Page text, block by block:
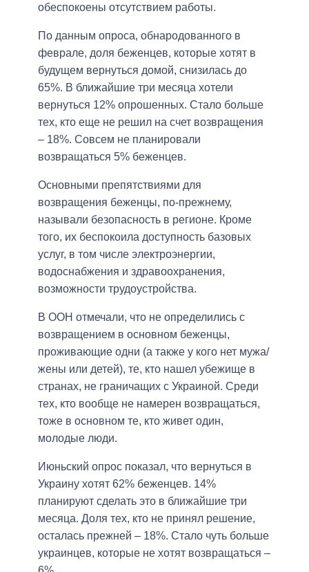
обеспокоены отсутствием работы.
По данным опроса, обнародованного в
феврале, доля беженцев, которые хотят в
будущем вернуться домой, снизилась до
65%. В ближайшие три месяца хотели
вернуться 12% опрошенных. Стало больше
тех, кто еще не решил на счет возвращения
– 18%. Совсем не планировали
возвращаться 5% беженцев.
Основными препятствиями для
возвращения беженцы, по-прежнему,
называли безопасность в регионе. Кроме
того, их беспокоила доступность базовых
услуг, в том числе электроэнергии,
водоснабжения и здравоохранения,
возможности трудоустройства.
В ООН отмечали, что не определились с
возвращением в основном беженцы,
проживающие одни (а также у кого нет мужа/
жены или детей), те, кто нашел убежище в
странах, не граничащих с Украиной. Среди
тех, кто вообще не намерен возвращаться,
тоже в основном те, кто живет один,
молодые люди.
Июньский опрос показал, что вернуться в
Украину хотят 62% беженцев. 14%
планируют сделать это в ближайшие три
месяца. Доля тех, кто не принял решение,
осталась прежней – 18%. Стало чуть больше
украинцев, которые не хотят возвращаться –